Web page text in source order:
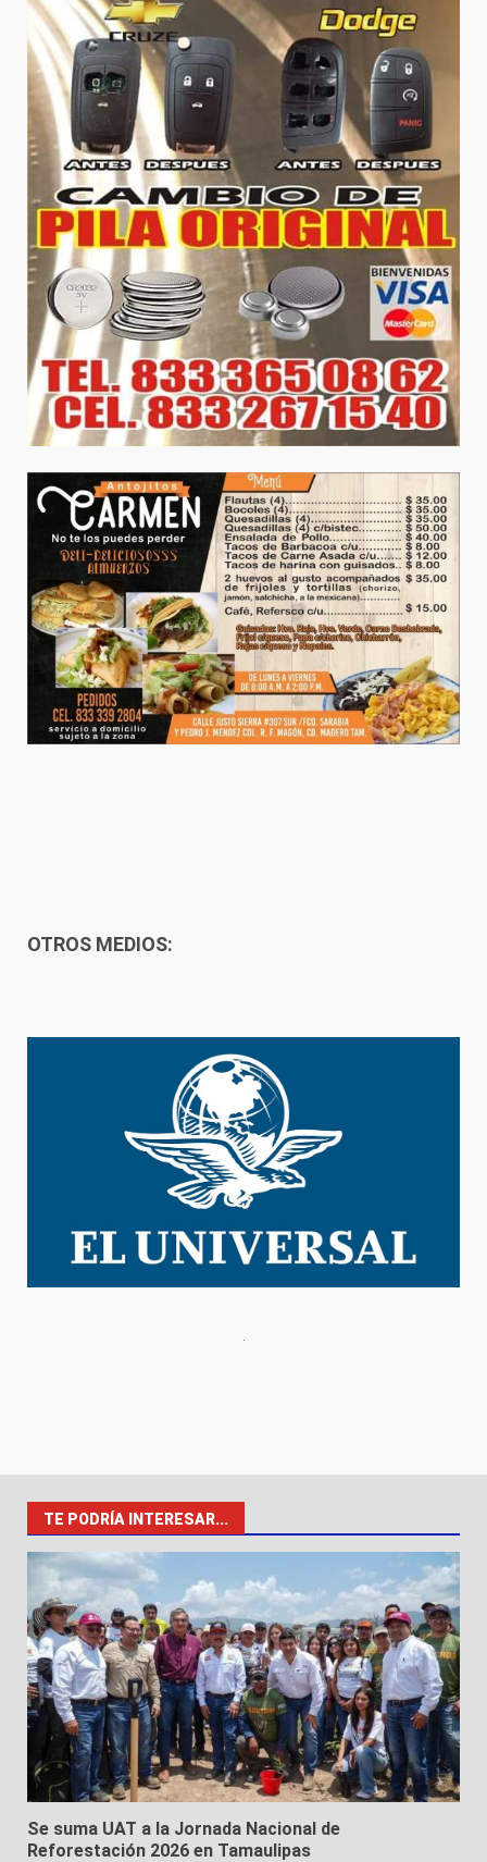
OTROS MEDIOS:
TE PODRÍA INTERESAR...
Se suma UAT a la Jornada Nacional de
Reforestación 2026 en Tamaulipas